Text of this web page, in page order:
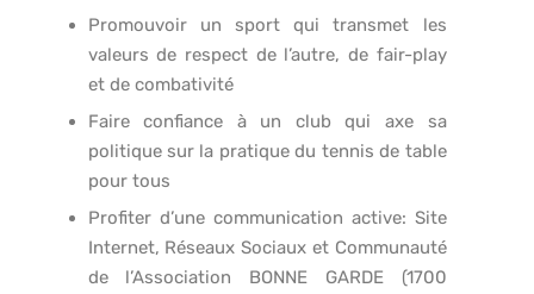
Promouvoir un sport qui transmet les
valeurs de respect de l’autre, de fair-play
et de combativité
Faire confiance à un club qui axe sa
politique sur la pratique du tennis de table
pour tous
Profiter d’une communication active: Site
Internet, Réseaux Sociaux et Communauté
de l’Association BONNE GARDE (1700